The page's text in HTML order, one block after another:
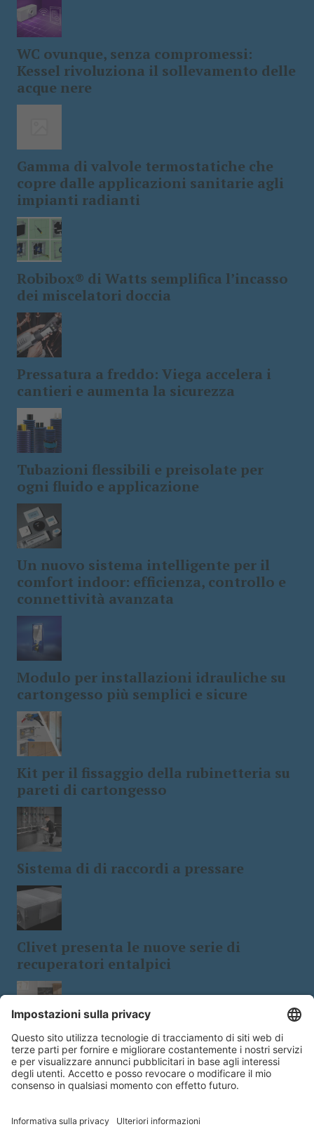
WC ovunque, senza compromessi:
Kessel rivoluziona il sollevamento delle
acque nere
Gamma di valvole termostatiche che
copre dalle applicazioni sanitarie agli
impianti radianti
Robibox® di Watts semplifica l’incasso
dei miscelatori doccia
Pressatura a freddo: Viega accelera i
cantieri e aumenta la sicurezza
Tubazioni flessibili e preisolate per
ogni fluido e applicazione
Un nuovo sistema intelligente per il
comfort indoor: efficienza, controllo e
connettività avanzata
Modulo per installazioni idrauliche su
cartongesso più semplici e sicure
Kit per il fissaggio della rubinetteria su
pareti di cartongesso
Sistema di di raccordi a pressare
Clivet presenta le nuove serie di
recuperatori entalpici
Tecnologia e design: le stufe a
biomassa a 5 stelle